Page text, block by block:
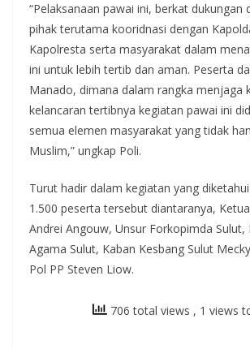
“Pelaksanaan pawai ini, berkat dukungan
pihak terutama kooridnasi dengan
Kapolresta serta masyarakat dalam
ini untuk lebih tertib dan aman. Peserta
Manado, dimana dalam rangka menjaga
kelancaran tertibnya kegiatan pawai ini
semua elemen masyarakat yang tidak
Muslim,” ungkap Poli.
Turut hadir dalam kegiatan yang
1.500 peserta tersebut diantaranya,
Andrei Angouw, Unsur Forkopimda Sulut,
Agama Sulut, Kaban Kesbang Sulut
Pol PP Steven Liow.
706 total views , 1 views